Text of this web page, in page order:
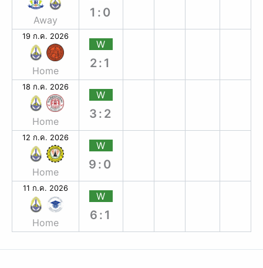
Away
1:0
19 ก.ค. 2026
Home
W
2:1
18 ก.ค. 2026
Home
W
3:2
12 ก.ค. 2026
Home
W
9:0
11 ก.ค. 2026
Home
W
6:1